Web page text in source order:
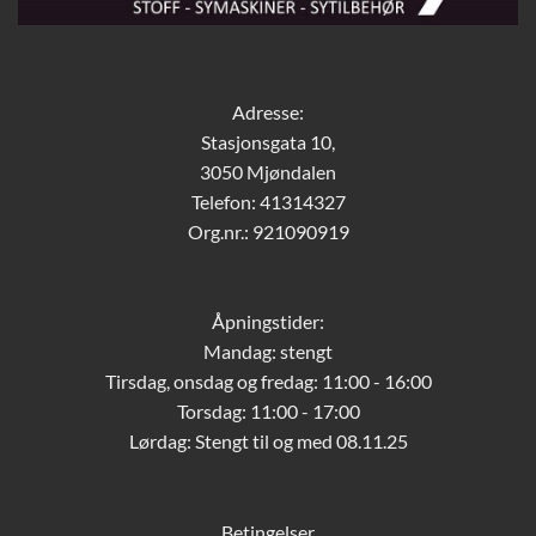
Adresse:
Stasjonsgata 10,
3050 Mjøndalen
Telefon: 41314327
Org.nr.: 921090919
Åpningstider:
Mandag: stengt
Tirsdag, onsdag og fredag: 11:00 - 16:00
Torsdag: 11:00 - 17:00
Lørdag: Stengt til og med 08.11.25